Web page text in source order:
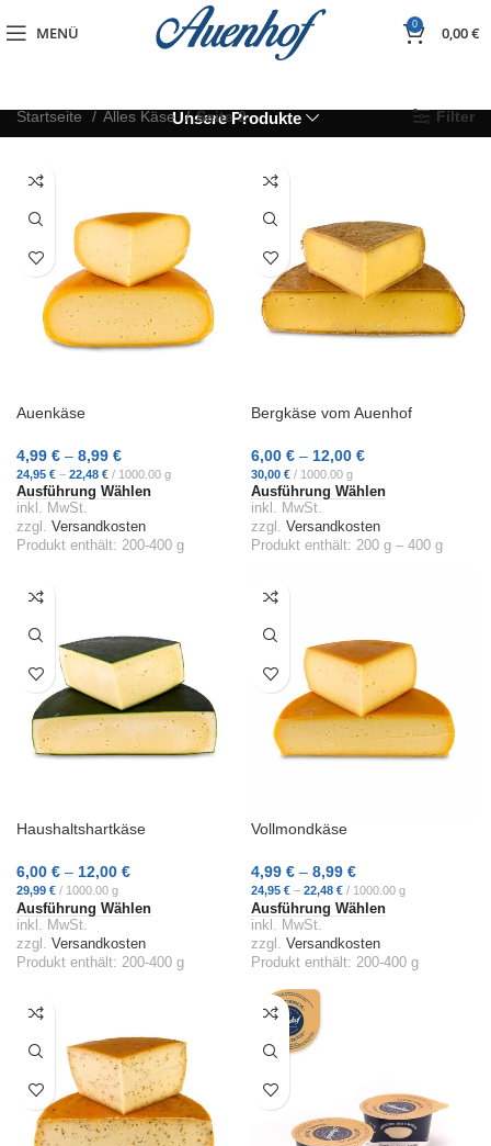
MENÜ 0 0,00€
Unsere Produkte
Startseite Alles Käse Seite 2 Filter
Auenkäse
4,99 € – 8,99 €
24,95 € – 22,48 € / 1000.00 g
Ausführung Wählen
inkl. MwSt.
zzgl. Versandkosten
Produkt enthält: 200-400 g
Bergkäse vom Auenhof
6,00 € – 12,00 €
30,00 € / 1000.00 g
Ausführung Wählen
inkl. MwSt.
zzgl. Versandkosten
Produkt enthält: 200 g – 400 g
Haushaltshartkäse
6,00 € – 12,00 €
29,99 € / 1000.00 g
Ausführung Wählen
inkl. MwSt.
zzgl. Versandkosten
Produkt enthält: 200-400 g
Vollmondkäse
4,99 € – 8,99 €
24,95 € – 22,48 € / 1000.00 g
Ausführung Wählen
inkl. MwSt.
zzgl. Versandkosten
Produkt enthält: 200-400 g